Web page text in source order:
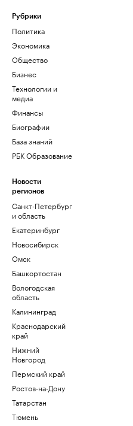
Рубрики
Политика
Экономика
Общество
Бизнес
Технологии и
медиа
Финансы
Биографии
База знаний
РБК Образование
Новости
регионов
Санкт-Петербург
и область
Екатеринбург
Новосибирск
Омск
Башкортостан
Вологодская
область
Калининград
Краснодарский
край
Нижний
Новгород
Пермский край
Ростов-на-Дону
Татарстан
Тюмень